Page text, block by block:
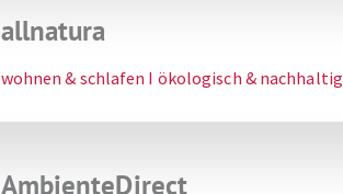
allnatura
wohnen & schlafen I ökologisch & nachhaltig
AmbienteDirect